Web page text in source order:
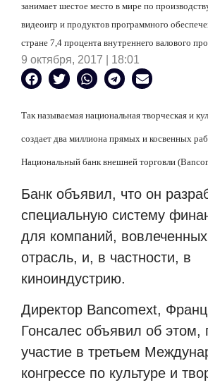
занимает шестое место в мире по
видеоигр и продуктов программного
стране 7,4 процента внутреннего валового
9 октября, 2017 | 18:01
Так называемая национальная творческая и
создает два миллиона прямых и косвенных
Национальный банк внешней торговли
Банк объявил, что он
специальную систему
для компаний,
отрасль, и, в частности, в
киноиндустрию.
Директор Bancomext,
Гонсалес объявил об этом,
участие в третьем
конгрессе по культуре и